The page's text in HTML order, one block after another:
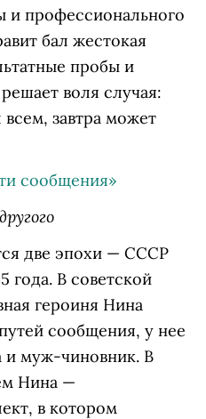
и профессионального
бал жестокая
пробы и
воля случая:
завтра может
сообщения»
две эпохи — СССР
года. В советской
героиня Нина
сообщения, у нее
и муж-чиновник. В
Нина —
в котором